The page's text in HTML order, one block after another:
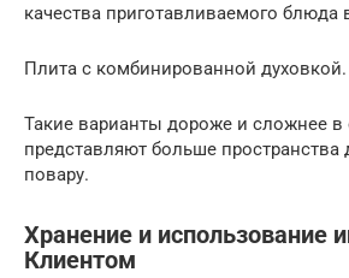
качества приготавливаемого блюда
Плита с комбинированной духовкой.
Такие варианты дороже и сложнее в
представляют больше пространства
повару.
Хранение и использование
Клиентом